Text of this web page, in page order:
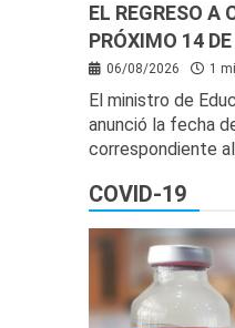
EL REGRESO A
PRÓXIMO 14
06/08/2026 1
El ministro de
anunció la fecha
correspondiente
COVID-19